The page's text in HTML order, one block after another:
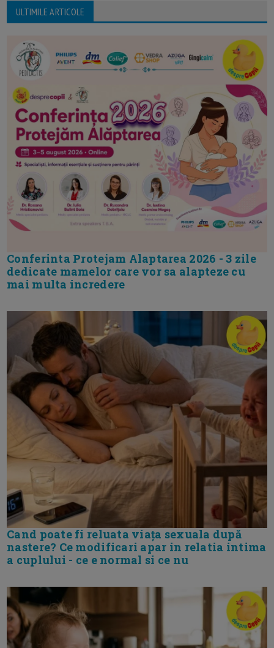
ULTIMILE ARTICOLE
Conferinta Protejam Alaptarea 2026 - 3 zile
dedicate mamelor care vor sa alapteze cu
mai multa incredere
Cand poate fi reluata viața sexuala după
nastere? Ce modificari apar in relatia intima
a cuplului - ce e normal si ce nu